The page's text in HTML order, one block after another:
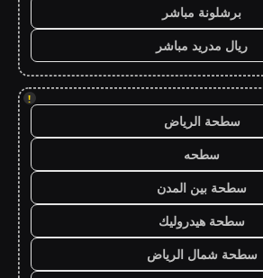
برشلونة مباشر
ريال مدريد مباشر
!
سطحة الرياض
سطحه
سطحة بين المدن
سطحة هيدروليك
سطحة شمال الرياض